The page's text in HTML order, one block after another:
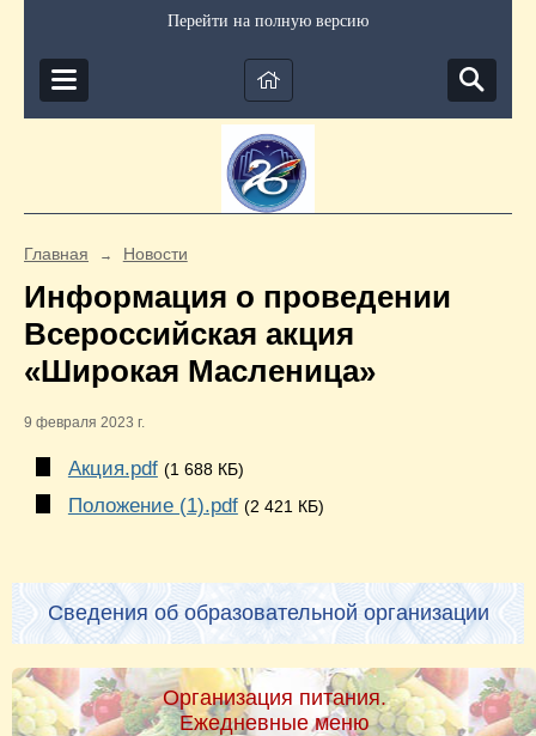
Перейти на полную версию
Главная → Новости
Информация о проведении
Всероссийская акция
«Широкая Масленица»
9 февраля 2023 г.
Акция.pdf (1 688 КБ)
Положение (1).pdf (2 421 КБ)
Сведения об образовательной организации
Организация питания.
Ежедневные меню